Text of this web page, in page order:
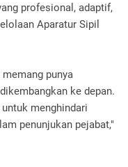
profesional, adaptif,
Aparatur Sipil
punya
ke depan.
menghindari
penunjukan pejabat,"